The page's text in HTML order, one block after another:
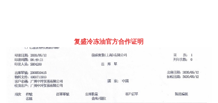
复盛冷冻油官方合作证明